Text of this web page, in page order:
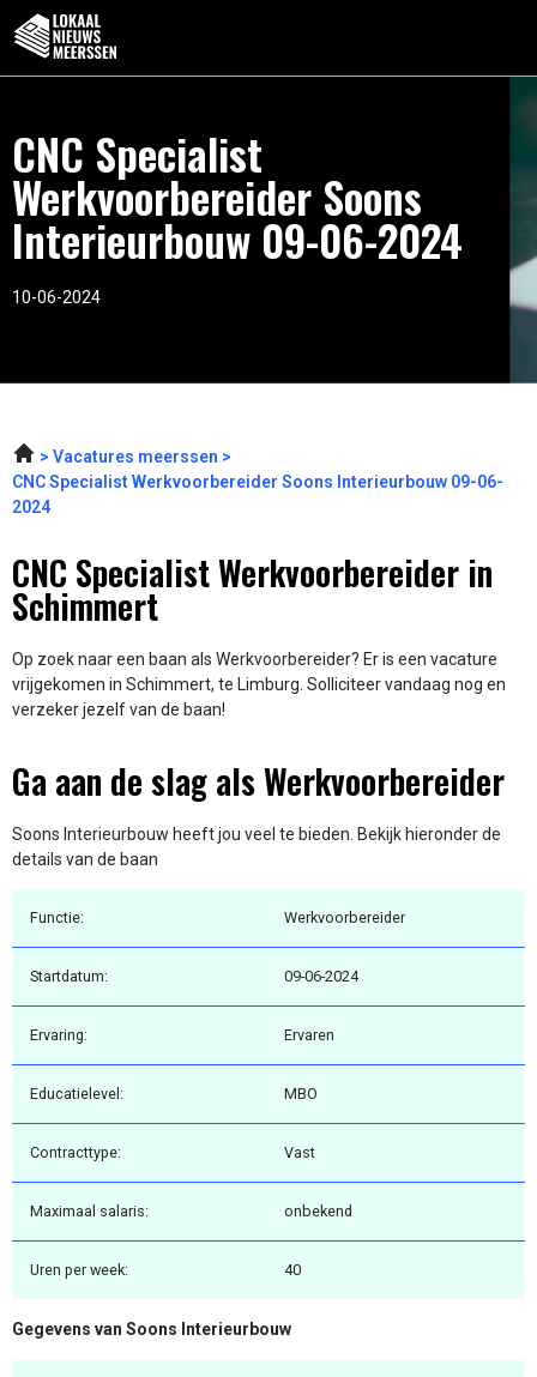
CNC Specialist
Werkvoorbereider Soons
Interieurbouw 09-06-2024
10-06-2024
Vacatures meerssen
CNC Specialist Werkvoorbereider Soons Interieurbouw 09-06-
2024
CNC Specialist Werkvoorbereider in
Schimmert
Op zoek naar een baan als Werkvoorbereider? Er is een vacature
vrijgekomen in Schimmert, te Limburg. Solliciteer vandaag nog en
verzeker jezelf van de baan!
Ga aan de slag als Werkvoorbereider
Soons Interieurbouw heeft jou veel te bieden. Bekijk hieronder de
details van de baan
Functie: Werkvoorbereider
Startdatum: 09-06-2024
Ervaring: Ervaren
Educatielevel: MBO
Contracttype: Vast
Maximaal salaris: onbekend
Uren per week: 40
Gegevens van Soons Interieurbouw